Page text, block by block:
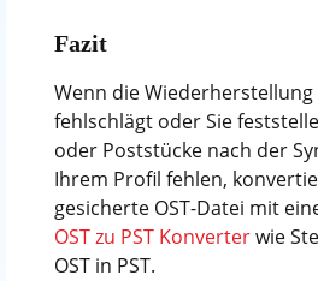
Fazit
Wenn die Wiederherstellung
fehlschlägt oder Sie
oder Poststücke nach der
Ihrem Profil fehlen,
gesicherte OST-Datei mit
OST zu PST Konverterwie
OST in PST.